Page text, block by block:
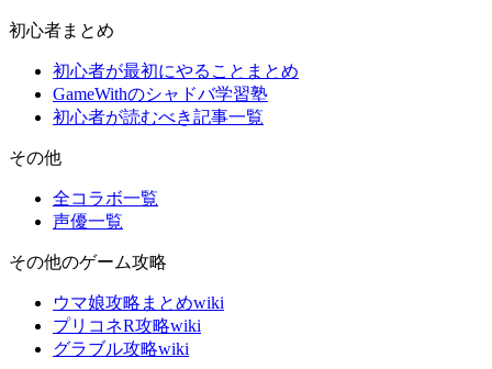
初心者まとめ
初心者が最初にやることまとめ
GameWithのシャドバ学習塾
初心者が読むべき記事一覧
その他
全コラボ一覧
声優一覧
その他のゲーム攻略
ウマ娘攻略まとめwiki
プリコネR攻略wiki
グラブル攻略wiki